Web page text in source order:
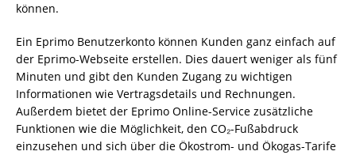
können.
Ein Eprimo Benutzerkonto können Kunden ganz einfach auf
der Eprimo-Webseite erstellen. Dies dauert weniger als fünf
Minuten und gibt den Kunden Zugang zu wichtigen
Informationen wie Vertragsdetails und Rechnungen.
Außerdem bietet der Eprimo Online-Service zusätzliche
Funktionen wie die Möglichkeit, den CO₂-Fußabdruck
einzusehen und sich über die Ökostrom- und Ökogas-Tarife